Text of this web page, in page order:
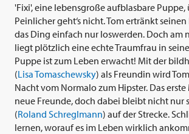
'Fixi', eine lebensgroße aufblasbare
Peinlicher geht‘s nicht. Tom ertränkt
das Ding einfach nur loswerden. Doch am
liegt plötzlich eine echte Traumfrau in
Puppe ist zum Leben erwacht! Mit der
(Lisa Tomaschewsky) als Freundin wird
Nacht vom Normalo zum Hipster. Das erste
neue Freunde, doch dabei bleibt nicht nur
(Roland Schreglmann) auf der Strecke.
lernen, worauf es im Leben wirklich